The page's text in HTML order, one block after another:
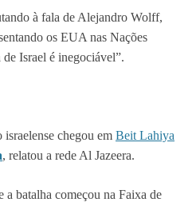
à fala de Alejandro Wolff,
os EUA nas Nações
Israel é inegociável”.
israelense chegou em Beit Lahiya
, relatou a rede Al Jazeera.
a batalha começou na Faixa de